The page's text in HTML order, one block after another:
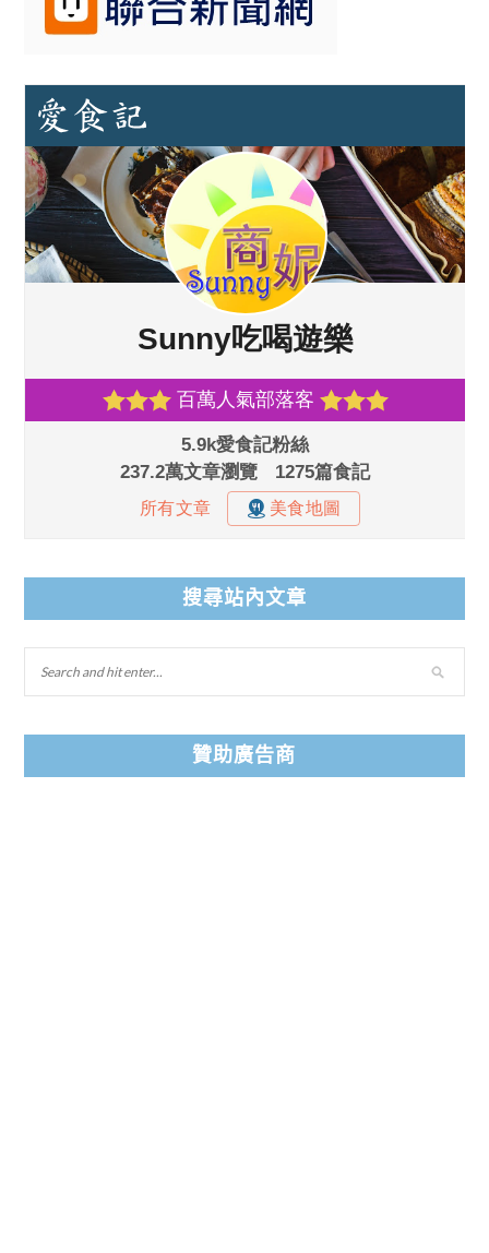
搜尋站內文章
贊助廣告商